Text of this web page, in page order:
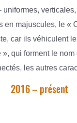
uniformes,
en majuscules, le «
car ils véhiculent
qui forment le
les autres
2016 – présent